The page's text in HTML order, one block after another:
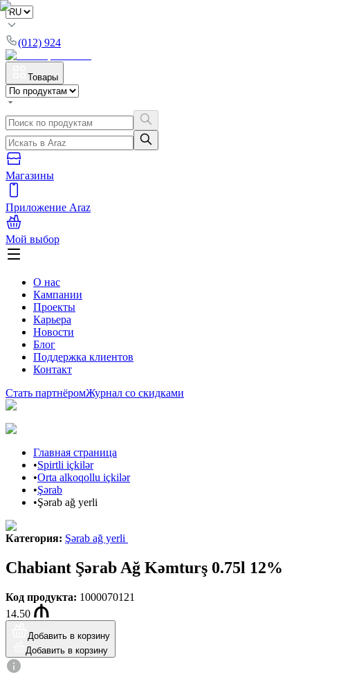
(012) 924
Товары
Магазины
Приложение Araz
Мой выбор
О нас
Кампании
Проекты
Карьера
Новости
Блог
Поддержка клиентов
Контакт
Стать партнёромЖурнал со скидками
Главная страница
•Spirtli içkilər
•Orta alkoqollu içkilər
•Şərab
•Şərab ağ yerli
Категория: Şərab ağ yerli
Chabiant Şərab Ağ Kəmturş 0.75l 12%
Код продукта: 1000070121
14.50
Добавить в корзину
Добавить в корзину